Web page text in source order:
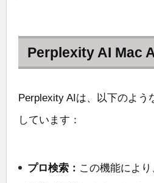
Perplexity AI Mac
Perplexity AIは、以下のよう
しています：
プロ検索： この機能によ